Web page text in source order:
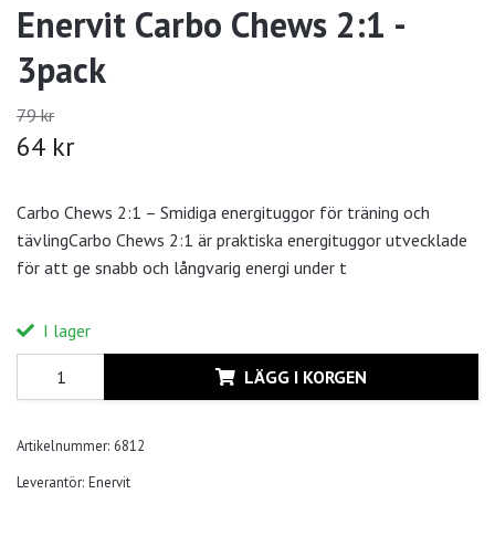
Enervit Carbo Chews 2:1 -
3pack
79 kr
64 kr
Carbo Chews 2:1 – Smidiga energituggor för träning och
tävlingCarbo Chews 2:1 är praktiska energituggor utvecklade
för att ge snabb och långvarig energi under t
I lager
LÄGG I KORGEN
Artikelnummer: 6812
Leverantör: Enervit